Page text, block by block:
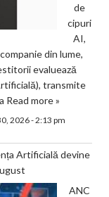
de
cipuri
AI,
din lume,
evaluează
transmite
Read more »
2026 - 2:13 pm
Artificială devine
ANC